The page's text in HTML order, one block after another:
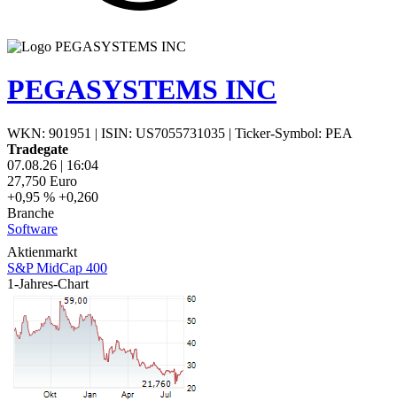
PEGASYSTEMS INC
WKN: 901951 | ISIN: US7055731035 | Ticker-Symbol: PEA
Tradegate
07.08.26 | 16:04
27,750 Euro
+0,95 % +0,260
Branche
Software
Aktienmarkt
S&P MidCap 400
1-Jahres-Chart